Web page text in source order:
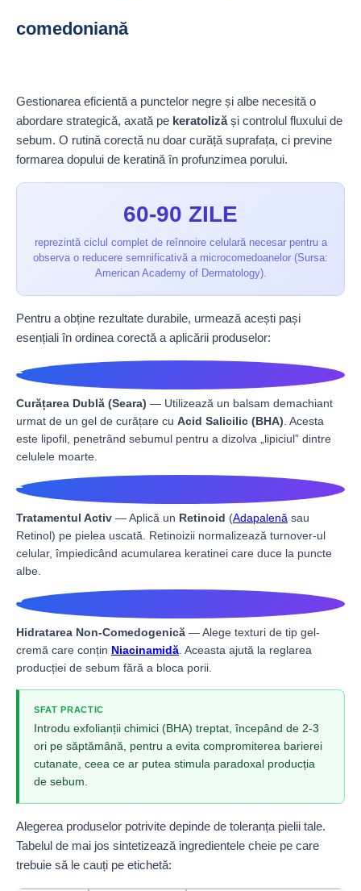
comedoniană
Gestionarea eficientă a punctelor negre și albe necesită o
abordare strategică, axată pe keratolizăși controlul fluxului de
sebum. O rutină corectă nu doar curăță suprafața, ci previne
formarea dopului de keratină în profunzimea porului.
60-90 ZILE
reprezintă ciclul complet de reînnoire celulară necesar pentru a
observa o reducere semnificativă a microcomedoanelor (Sursa:
American Academy of Dermatology).
Pentru a obține rezultate durabile, urmează acești pași
esențiali în ordinea corectă a aplicării produselor:
1
Curățarea Dublă (Seara) — Utilizează un balsam demachiant
urmat de un gel de curățare cu Acid Salicilic (BHA) . Acesta
este lipofil, penetrând sebumul pentru a dizolva „lipiciul” dintre
celulele moarte.
2
Tratamentul Activ — Aplică un Retinoid (Adapalenă sau
Retinol) pe pielea uscată. Retinoizii normalizează turnover-ul
celular, împiedicând acumularea keratinei care duce la puncte
albe.
3
Hidratarea Non-Comedogenică — Alege texturi de tip gel-
cremă care conțin Niacinamidă . Aceasta ajută la reglarea
producției de sebum fără a bloca porii.
SFAT PRACTIC
Introdu exfolianții chimici (BHA) treptat, începând de 2-3
ori pe săptămână, pentru a evita compromiterea barierei
cutanate, ceea ce ar putea stimula paradoxal producția
de sebum.
Alegerea produselor potrivite depinde de toleranța pielii tale.
Tabelul de mai jos sintetizează ingredientele cheie pe care
trebuie să le cauți pe etichetă: